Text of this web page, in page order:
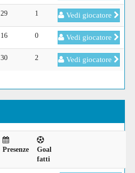
29 1 Vedi giocatore
16 0 Vedi giocatore
30 2 Vedi giocatore
Presenze
Goal
fatti